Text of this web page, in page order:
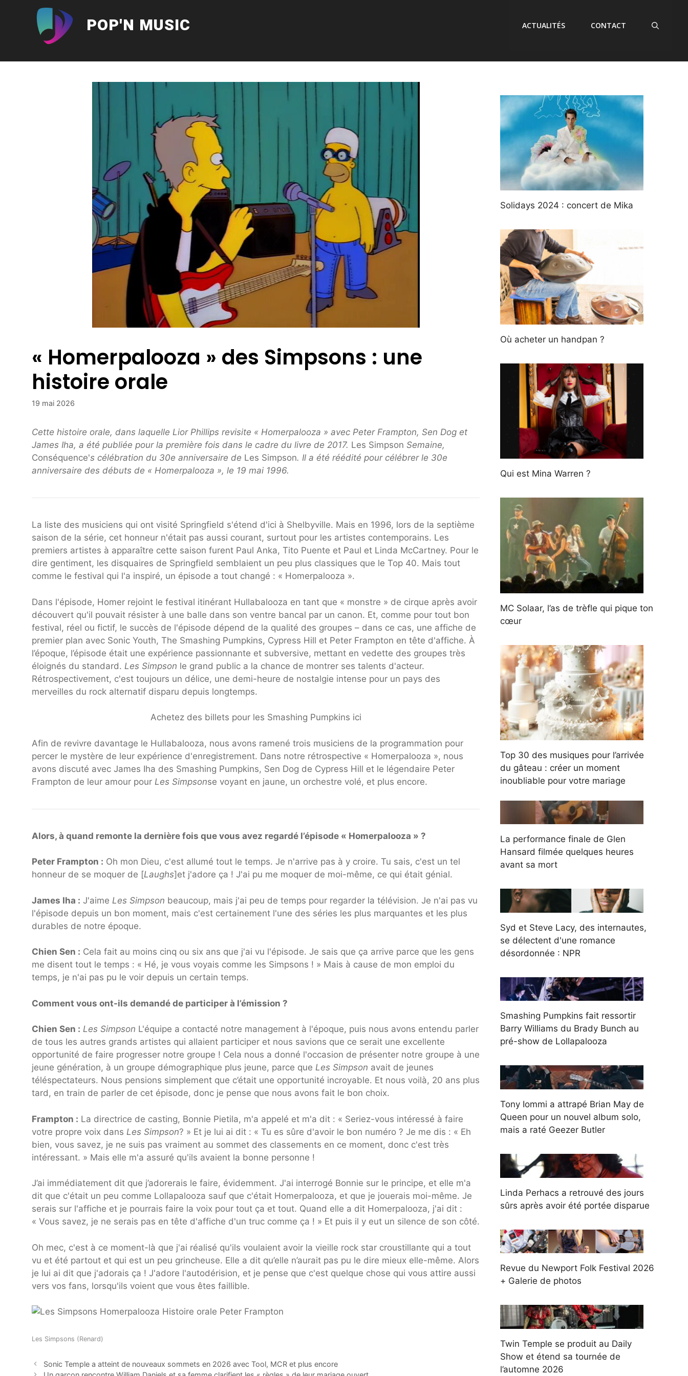
POP'N MUSIC ACTUALITÉS CONTACT
« Homerpalooza » des Simpsons : une
histoire orale
19 mai 2026
Cette histoire orale, dans laquelle Lior Phillips revisite « Homerpalooza » avec Peter Frampton, Sen Dog et
James Iha, a été publiée pour la première fois dans le cadre du livre de 2017. Les Simpson Semaine,
Conséquence's célébration du 30e anniversaire de Les Simpson. Il a été réédité pour célébrer le 30e
anniversaire des débuts de « Homerpalooza », le 19 mai 1996.
La liste des musiciens qui ont visité Springfield s'étend d'ici à Shelbyville. Mais en 1996, lors de la septième
saison de la série, cet honneur n'était pas aussi courant, surtout pour les artistes contemporains. Les
premiers artistes à apparaître cette saison furent Paul Anka, Tito Puente et Paul et Linda McCartney. Pour le
dire gentiment, les disquaires de Springfield semblaient un peu plus classiques que le Top 40. Mais tout
comme le festival qui l'a inspiré, un épisode a tout changé : « Homerpalooza ».
Dans l'épisode, Homer rejoint le festival itinérant Hullabalooza en tant que « monstre » de cirque après avoir
découvert qu'il pouvait résister à une balle dans son ventre bancal par un canon. Et, comme pour tout bon
festival, réel ou fictif, le succès de l'épisode dépend de la qualité des groupes – dans ce cas, une affiche de
premier plan avec Sonic Youth, The Smashing Pumpkins, Cypress Hill et Peter Frampton en tête d'affiche. À
l’époque, l’épisode était une expérience passionnante et subversive, mettant en vedette des groupes très
éloignés du standard. Les Simpson le grand public a la chance de montrer ses talents d'acteur.
Rétrospectivement, c'est toujours un délice, une demi-heure de nostalgie intense pour un pays des
merveilles du rock alternatif disparu depuis longtemps.
Achetez des billets pour les Smashing Pumpkins ici
Afin de revivre davantage le Hullabalooza, nous avons ramené trois musiciens de la programmation pour
percer le mystère de leur expérience d'enregistrement. Dans notre rétrospective « Homerpalooza », nous
avons discuté avec James Iha des Smashing Pumpkins, Sen Dog de Cypress Hill et le légendaire Peter
Frampton de leur amour pour Les Simpsonse voyant en jaune, un orchestre volé, et plus encore.
Alors, à quand remonte la dernière fois que vous avez regardé l’épisode « Homerpalooza » ?
Peter Frampton : Oh mon Dieu, c'est allumé tout le temps. Je n'arrive pas à y croire. Tu sais, c'est un tel
honneur de se moquer de [Laughs]et j'adore ça ! J'ai pu me moquer de moi-même, ce qui était génial.
James Iha : J'aime Les Simpson beaucoup, mais j'ai peu de temps pour regarder la télévision. Je n'ai pas vu
l'épisode depuis un bon moment, mais c'est certainement l'une des séries les plus marquantes et les plus
durables de notre époque.
Chien Sen : Cela fait au moins cinq ou six ans que j'ai vu l'épisode. Je sais que ça arrive parce que les gens
me disent tout le temps : « Hé, je vous voyais comme les Simpsons ! » Mais à cause de mon emploi du
temps, je n'ai pas pu le voir depuis un certain temps.
Comment vous ont-ils demandé de participer à l’émission ?
Chien Sen : Les Simpson L'équipe a contacté notre management à l'époque, puis nous avons entendu parler
de tous les autres grands artistes qui allaient participer et nous savions que ce serait une excellente
opportunité de faire progresser notre groupe ! Cela nous a donné l'occasion de présenter notre groupe à une
jeune génération, à un groupe démographique plus jeune, parce que Les Simpson avait de jeunes
téléspectateurs. Nous pensions simplement que c’était une opportunité incroyable. Et nous voilà, 20 ans plus
tard, en train de parler de cet épisode, donc je pense que nous avons fait le bon choix.
Frampton : La directrice de casting, Bonnie Pietila, m'a appelé et m'a dit : « Seriez-vous intéressé à faire
votre propre voix dans Les Simpson? » Et je lui ai dit : « Tu es sûre d'avoir le bon numéro ? Je me dis : « Eh
bien, vous savez, je ne suis pas vraiment au sommet des classements en ce moment, donc c'est très
intéressant. » Mais elle m'a assuré qu'ils avaient la bonne personne !
J’ai immédiatement dit que j’adorerais le faire, évidemment. J'ai interrogé Bonnie sur le principe, et elle m'a
dit que c'était un peu comme Lollapalooza sauf que c'était Homerpalooza, et que je jouerais moi-même. Je
serais sur l'affiche et je pourrais faire la voix pour tout ça et tout. Quand elle a dit Homerpalooza, j'ai dit :
« Vous savez, je ne serais pas en tête d'affiche d'un truc comme ça ! » Et puis il y eut un silence de son côté.
Oh mec, c'est à ce moment-là que j'ai réalisé qu'ils voulaient avoir la vieille rock star croustillante qui a tout
vu et été partout et qui est un peu grincheuse. Elle a dit qu’elle n’aurait pas pu le dire mieux elle-même. Alors
je lui ai dit que j'adorais ça ! J'adore l'autodérision, et je pense que c'est quelque chose qui vous attire aussi
vers vos fans, lorsqu'ils voient que vous êtes faillible.
Les Simpsons (Renard)
Sonic Temple a atteint de nouveaux sommets en 2026 avec Tool, MCR et plus encore
Solidays 2024 : concert de Mika
Où acheter un handpan ?
Qui est Mina Warren ?
MC Solaar, l’as de trèfle qui pique ton
cœur
Top 30 des musiques pour l’arrivée
du gâteau : créer un moment
inoubliable pour votre mariage
La performance finale de Glen
Hansard filmée quelques heures
avant sa mort
Syd et Steve Lacy, des internautes,
se délectent d'une romance
désordonnée : NPR
Smashing Pumpkins fait ressortir
Barry Williams du Brady Bunch au
pré-show de Lollapalooza
Tony Iommi a attrapé Brian May de
Queen pour un nouvel album solo,
mais a raté Geezer Butler
Linda Perhacs a retrouvé des jours
sûrs après avoir été portée disparue
Revue du Newport Folk Festival 2026
+ Galerie de photos
Twin Temple se produit au Daily
Show et étend sa tournée de
l’automne 2026